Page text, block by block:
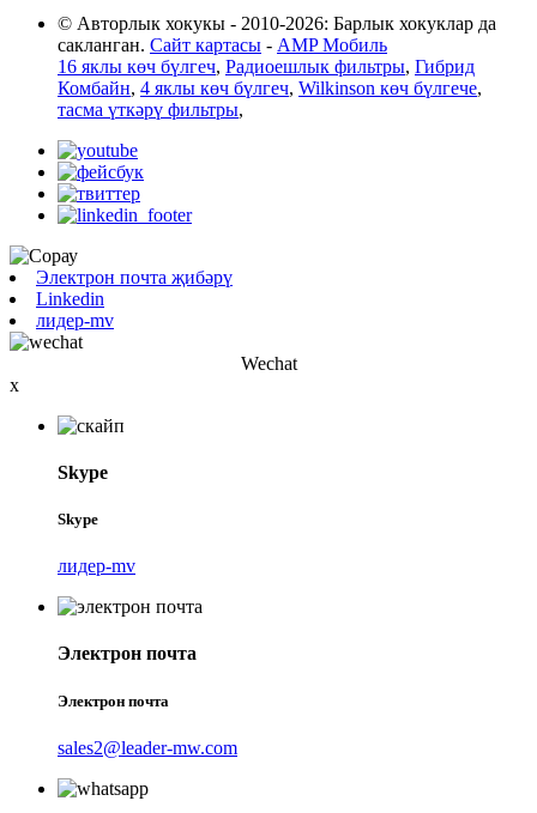
© Авторлык хокукы - 2010-2026: Барлык хокуклар да
сакланган. Сайт картасы - AMP Мобиль
16 яклы көч бүлгеч, Радиоешлык фильтры, Гибрид
Комбайн, 4 яклы көч бүлгеч, Wilkinson көч бүлгече,
тасма үткәрү фильтры,
Электрон почта җибәрү
Linkedin
лидер-mv
Wechat
x
Skype
Skype
лидер-mv
Электрон почта
Электрон почта
sales2@leader-mw.com